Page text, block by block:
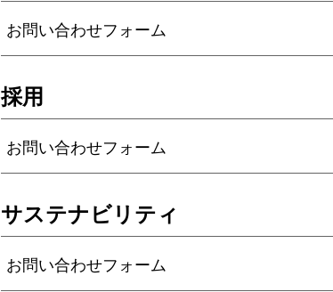
お問い合わせフォーム
採用
お問い合わせフォーム
サステナビリティ
お問い合わせフォーム